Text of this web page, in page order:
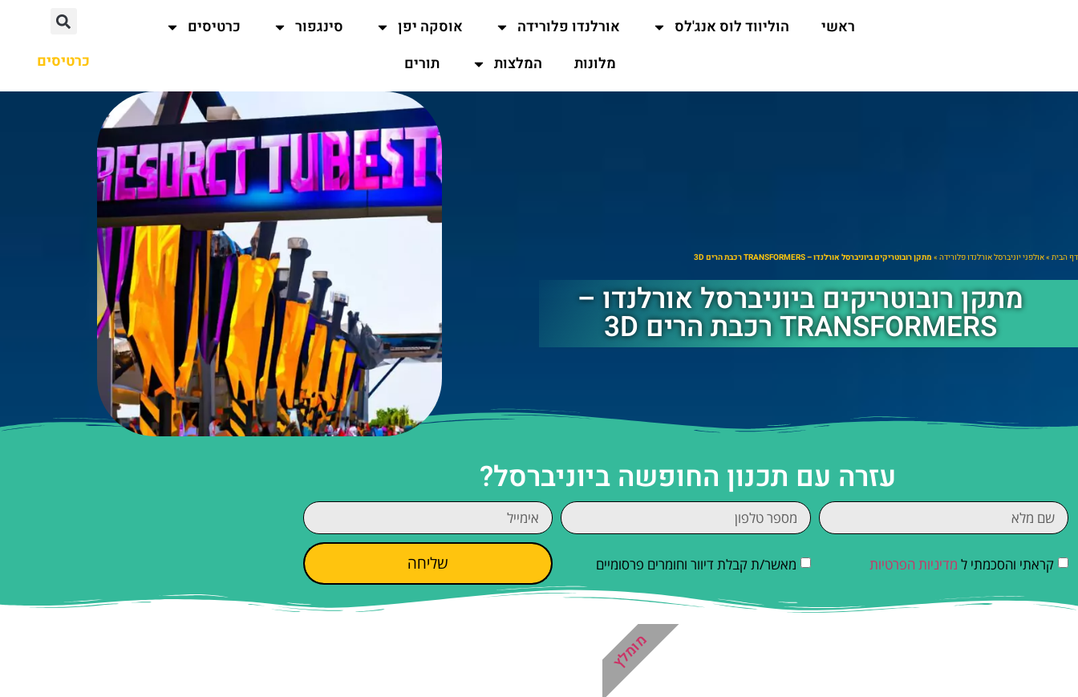
ראשי הוליווד לוס אנג'לס אורלנדו פלורידה אוסקה יפן סינגפור
כרטיסים
מלונות
המלצות תורים כרטיסים
דף הבית »אולפני יוניברסל אורלנדו פלורידה » מתקן רובוטריקים ביוניברסל אורלנדו – TRANSFORMERS רכבת הרים 3D
מתקן רובוטריקים ביוניברסל אורלנדו –
TRANSFORMERS רכבת הרים 3D
עזרה עם תכנון החופשה ביוניברסל?
קראתי והסכמתי ל מדיניות הפרטיות מאשר/ת קבלת דיוור וחומרים פרסומיים שליחה
מומלץ